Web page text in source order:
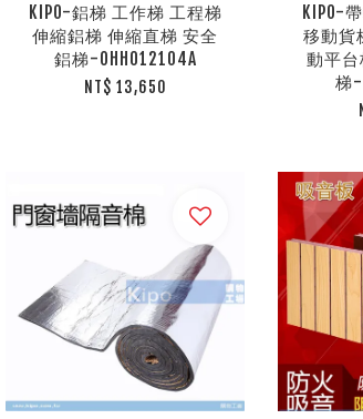
KIPO-鋁梯 工作梯 工程梯
伸縮鋁梯 伸縮直梯 安全
鋁梯-OHH012104A
NT$ 13,650
KIPO-
移動貨
動平
梯-